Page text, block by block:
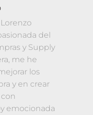
del
y Supply
me he
los
y en crear
emocionada